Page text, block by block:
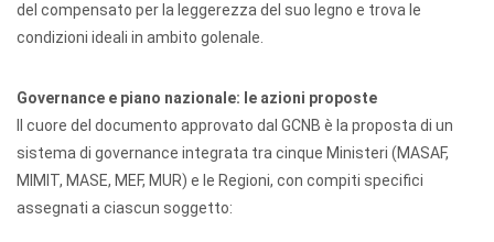
del compensato per la leggerezza del suo legno e trova le
condizioni ideali in ambito golenale.
Governance e piano nazionale: le azioni proposte
Il cuore del documento approvato dal GCNB è la proposta di un
sistema di governance integrata tra cinque Ministeri (MASAF,
MIMIT, MASE, MEF, MUR) e le Regioni, con compiti specifici
assegnati a ciascun soggetto: